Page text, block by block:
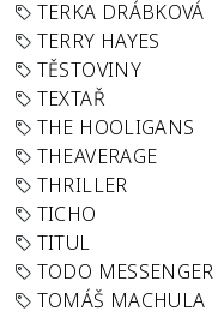
TERKA DRÁBKOVÁ
TERRY HAYES
TĚSTOVINY
TEXTAŘ
THE HOOLIGANS
THEAVERAGE
THRILLER
TICHO
TITUL
TODO MESSENGER
TOMÁŠ MACHULA